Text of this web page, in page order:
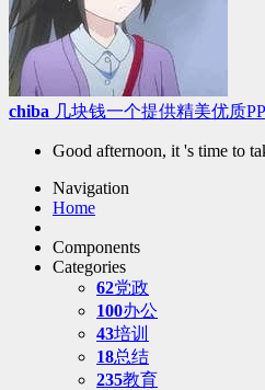
chiba 几块钱一个提供精美优质
Good afternoon, it 's time to
Navigation
Home
Components
Categories
62党政
100办公
43培训
18总结
235教育